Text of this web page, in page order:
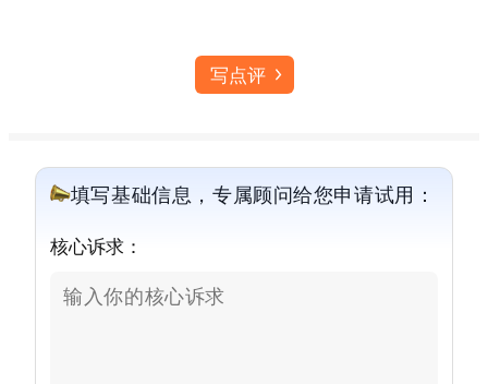
写点评
填写基础信息，专属顾问给您申请试用：
核心诉求：